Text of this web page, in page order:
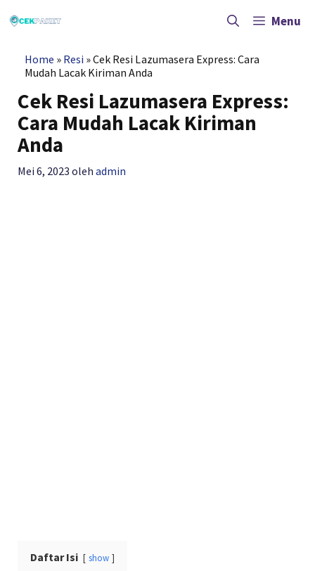
ke
Menu
Home » Resi »Cek Resi Lazumasera Express: Cara
Mudah Lacak Kiriman Anda
Cek Resi Lazumasera Express:
Cara Mudah Lacak Kiriman
Anda
Mei 6, 2023 olehadmin
Daftar Isi show